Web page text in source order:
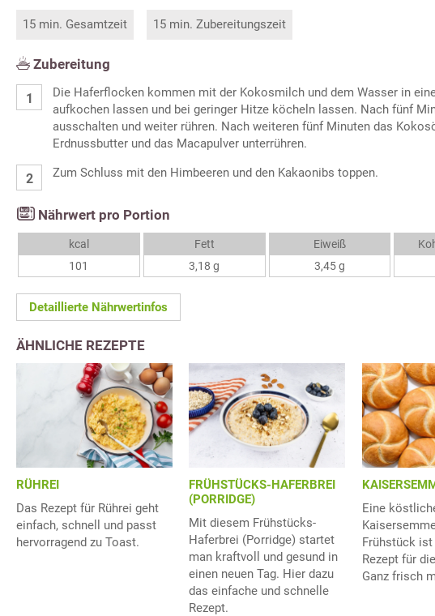
15 min. Gesamtzeit 15 min. Zubereitungszeit
Zubereitung
Die Haferflocken kommen mit der Kokosmilch und dem Wasser in
aufkochen lassen und bei geringer Hitze köcheln lassen. Nach fünf
ausschalten und weiter rühren. Nach weiteren fünf Minuten das
Erdnussbutter und das Macapulver unterrühren.
Zum Schluss mit den Himbeeren und den Kakaonibs toppen.
Nährwert pro Portion
kcal
101
Fett
3,18 g
Eiweiß
3,45 g
Detaillierte Nährwertinfos
ÄHNLICHE REZEPTE
RÜHREI
Das Rezept für Rührei geht
einfach, schnell und passt
hervorragend zu Toast.
FRÜHSTÜCKS-HAFERBREI
(PORRIDGE)
Mit diesem Frühstücks-
Haferbrei (Porridge) startet
man kraftvoll und gesund in
einen neuen Tag. Hier dazu
das einfache und schnelle
Rezept.
Eine
Frühstück
Rezept für
Ganz frisch